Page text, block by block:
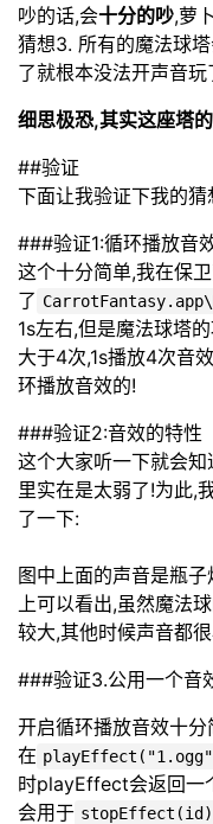
吵的话,会十分的吵,萝
猜想3. 所有的魔法球
了就根本没法开声音玩
细思极恐,其实这座塔
##验证
下面让我验证下我的
###验证1:循环播放音
这个十分简单,我在保
了
1s左右,但是魔法球塔
大于4次,1s播放4次音
环播放音效的!
###验证2:音效的特性
这个大家听一下就会
里实在是太弱了!为此,
了一下:
图中上面的声音是瓶
上可以看出,虽然魔法
较大,其他时候声音都
###验证3.公用一个音
开启循环播放音效十分
在
时playEffect会返回一
会用于 stopEffect(id)